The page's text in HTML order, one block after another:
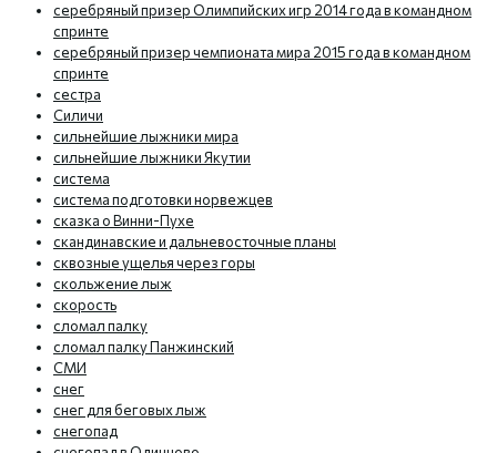
серебряный призер Олимпийских игр 2014 года в командном
спринте
серебряный призер чемпионата мира 2015 года в командном
спринте
сестра
Силичи
сильнейшие лыжники мира
сильнейшие лыжники Якутии
система
система подготовки норвежцев
сказка о Винни-Пухе
скандинавские и дальневосточные планы
сквозные ущелья через горы
скольжение лыж
скорость
сломал палку
сломал палку Панжинский
СМИ
снег
снег для беговых лыж
снегопад